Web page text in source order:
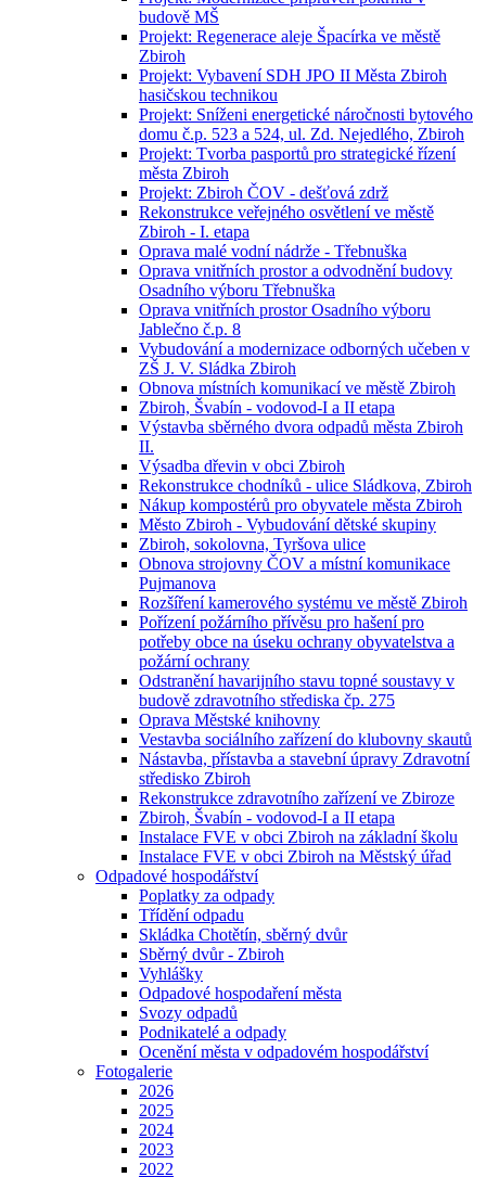
budově MŠ
Projekt: Regenerace aleje Špacírka ve městě
Zbiroh
Projekt: Vybavení SDH JPO II Města Zbiroh
hasičskou technikou
Projekt: Sníženi energetické náročnosti bytového
domu č.p. 523 a 524, ul. Zd. Nejedlého, Zbiroh
Projekt: Tvorba pasportů pro strategické řízení
města Zbiroh
Projekt: Zbiroh ČOV - dešťová zdrž
Rekonstrukce veřejného osvětlení ve městě
Zbiroh - I. etapa
Oprava malé vodní nádrže - Třebnuška
Oprava vnitřních prostor a odvodnění budovy
Osadního výboru Třebnuška
Oprava vnitřních prostor Osadního výboru
Jablečno č.p. 8
Vybudování a modernizace odborných učeben v
ZŠ J. V. Sládka Zbiroh
Obnova místních komunikací ve městě Zbiroh
Zbiroh, Švabín - vodovod-I a II etapa
Výstavba sběrného dvora odpadů města Zbiroh
II.
Výsadba dřevin v obci Zbiroh
Rekonstrukce chodníků - ulice Sládkova, Zbiroh
Nákup kompostérů pro obyvatele města Zbiroh
Město Zbiroh - Vybudování dětské skupiny
Zbiroh, sokolovna, Tyršova ulice
Obnova strojovny ČOV a místní komunikace
Pujmanova
Rozšíření kamerového systému ve městě Zbiroh
Pořízení požárního přívěsu pro hašení pro
potřeby obce na úseku ochrany obyvatelstva a
požární ochrany
Odstranění havarijního stavu topné soustavy v
budově zdravotního střediska čp. 275
Oprava Městské knihovny
Vestavba sociálního zařízení do klubovny skautů
Nástavba, přístavba a stavební úpravy Zdravotní
středisko Zbiroh
Rekonstrukce zdravotního zařízení ve Zbiroze
Zbiroh, Švabín - vodovod-I a II etapa
Instalace FVE v obci Zbiroh na základní školu
Instalace FVE v obci Zbiroh na Městský úřad
Odpadové hospodářství
Poplatky za odpady
Třídění odpadu
Skládka Chotětín, sběrný dvůr
Sběrný dvůr - Zbiroh
Vyhlášky
Odpadové hospodaření města
Svozy odpadů
Podnikatelé a odpady
Ocenění města v odpadovém hospodářství
Fotogalerie
2026
2025
2024
2023
2022